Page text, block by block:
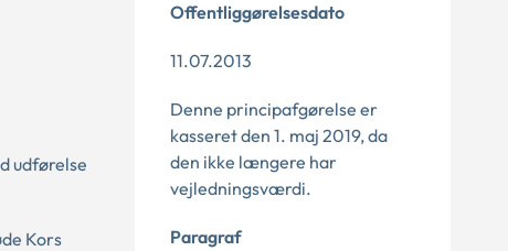
udførelse
Kors
Offentliggørelsesdato
11.07.2013
Denne principafgørelse er
kasseret den 1. maj 2019, da
den ikke længere har
vejledningsværdi.
Paragraf